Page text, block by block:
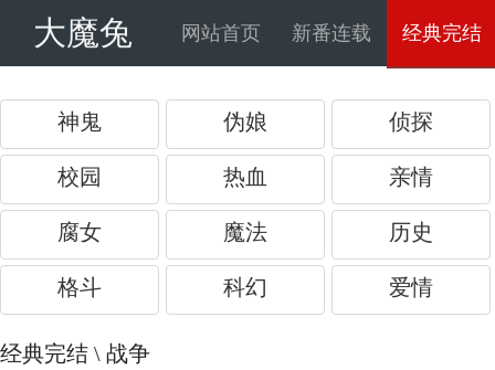
大魔兔 网站首页 新番连载 经典完结
神鬼 伪娘 侦探
校园 热血 亲情
腐女 魔法 历史
格斗 科幻 爱情
经典完结 \ 战争